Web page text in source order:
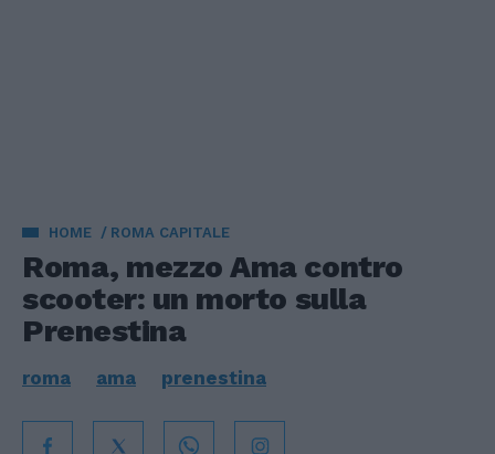
HOME ROMA CAPITALE
Roma, mezzo Ama contro
scooter: un morto sulla
Prenestina
roma ama prenestina